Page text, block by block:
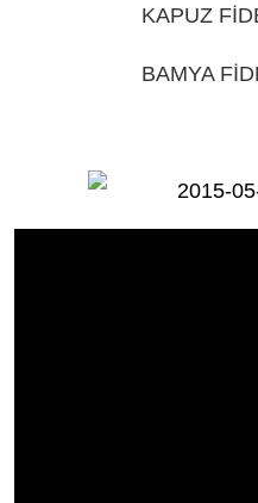
KAPUZ
BAMYA